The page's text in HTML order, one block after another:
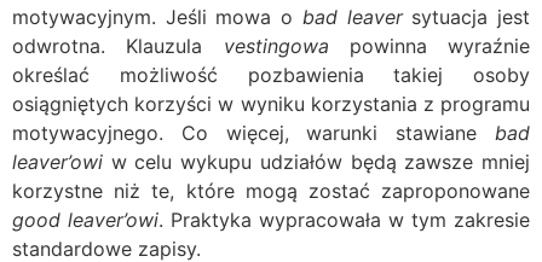
motywacyjnym. Jeśli mowa o bad leaversytuacja jest
odwrotna. Klauzula vestingowa powinna wyraźnie
określać możliwość pozbawienia takiej osoby
osiągniętych korzyści w wyniku korzystania z programu
motywacyjnego. Co więcej, warunki stawiane bad
leaver’owi w celu wykupu udziałów będą zawsze mniej
korzystne niż te, które mogą zostać zaproponowane
good leaver’owi. Praktyka wypracowała w tym zakresie
standardowe zapisy.